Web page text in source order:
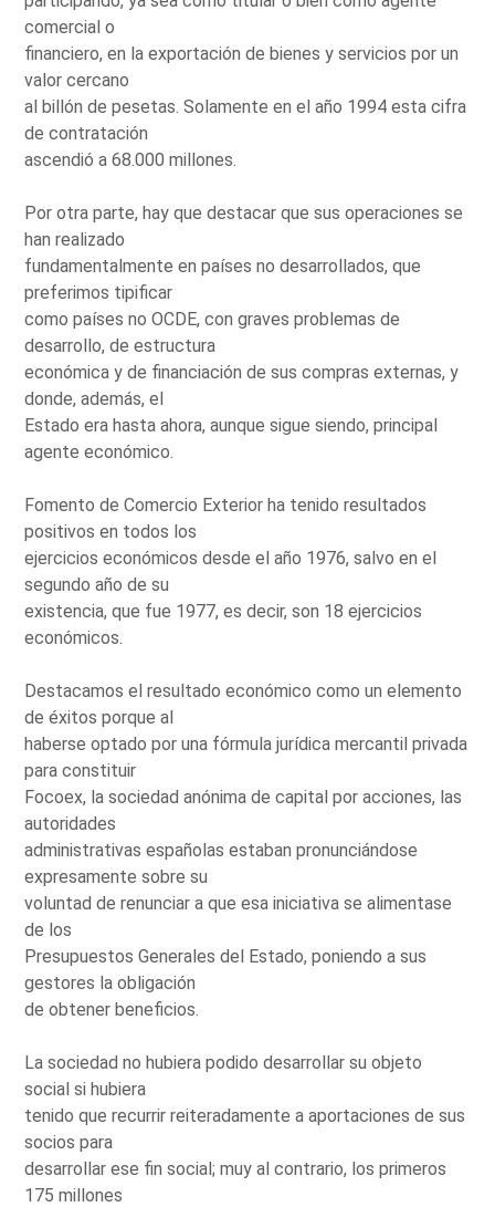
comercial o
financiero, en la exportación de bienes y servicios por un
valor cercano
al billón de pesetas. Solamente en el año 1994 esta cifra
de contratación
ascendió a 68.000 millones.
Por otra parte, hay que destacar que sus operaciones se
han realizado
fundamentalmente en países no desarrollados, que
preferimos tipificar
como países no OCDE, con graves problemas de
desarrollo, de estructura
económica y de financiación de sus compras externas, y
donde, además, el
Estado era hasta ahora, aunque sigue siendo, principal
agente económico.
Fomento de Comercio Exterior ha tenido resultados
positivos en todos los
ejercicios económicos desde el año 1976, salvo en el
segundo año de su
existencia, que fue 1977, es decir, son 18 ejercicios
económicos.
Destacamos el resultado económico como un elemento
de éxitos porque al
haberse optado por una fórmula jurídica mercantil privada
para constituir
Focoex, la sociedad anónima de capital por acciones, las
autoridades
administrativas españolas estaban pronunciándose
expresamente sobre su
voluntad de renunciar a que esa iniciativa se alimentase
de los
Presupuestos Generales del Estado, poniendo a sus
gestores la obligación
de obtener beneficios.
La sociedad no hubiera podido desarrollar su objeto
social si hubiera
tenido que recurrir reiteradamente a aportaciones de sus
socios para
desarrollar ese fin social; muy al contrario, los primeros
175 millones